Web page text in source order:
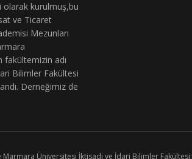
olarak kurulmuş,bu
ve Ticaret
Mezunları
adı
Bilimler Fakültesi
Derneğimiz de
Üniversitesi İktisadi ve İdari Bilimler Fakültesi;